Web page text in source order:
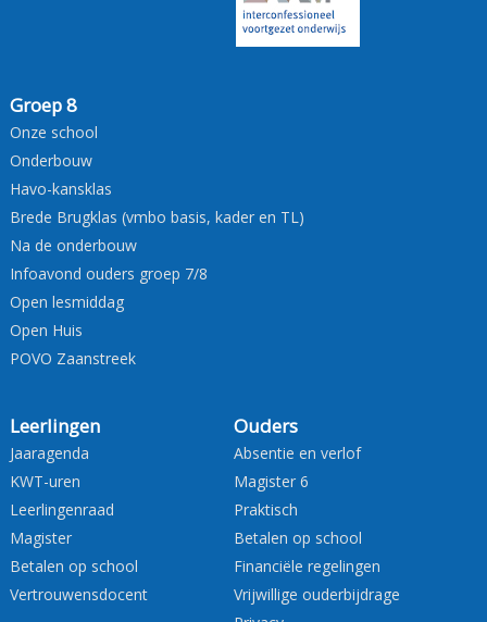
Groep 8
Onze school
Onderbouw
Havo-kansklas
Brede Brugklas (vmbo basis, kader en TL)
Na de onderbouw
Infoavond ouders groep 7/8
Open lesmiddag
Open Huis
POVO Zaanstreek
Leerlingen
Jaaragenda
KWT-uren
Leerlingenraad
Magister
Betalen op school
Vertrouwensdocent
Ouders
Absentie en verlof
Magister 6
Praktisch
Betalen op school
Financiële regelingen
Vrijwillige ouderbijdrage